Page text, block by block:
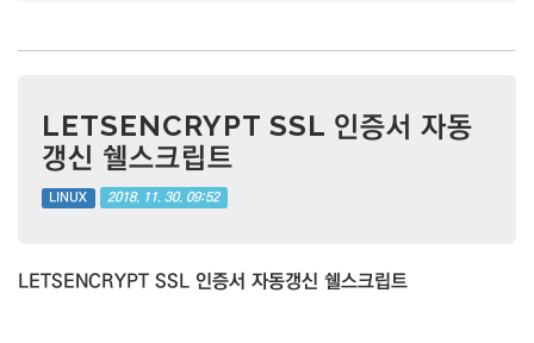
LETSENCRYPT SSL 인증서 자동
갱신 쉘스크립트
LINUX 2018. 11. 30. 09:52
LETSENCRYPT SSL 인증서 자동갱신 쉘스크립트